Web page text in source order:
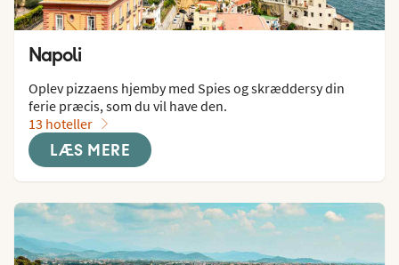
Napoli
Oplev pizzaens hjemby med Spies og skræddersy din
ferie præcis, som du vil have den.
13 hoteller
LÆS MERE